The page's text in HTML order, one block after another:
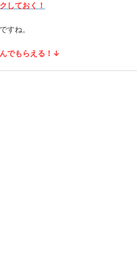
しておく！
すね。
でもらえる！↓